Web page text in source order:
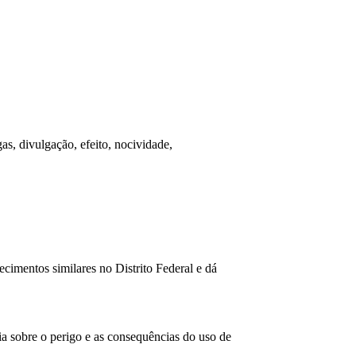
divulgação, efeito, nocividade,
similares no Distrito Federal e dá
sobre o perigo e as consequências do uso de